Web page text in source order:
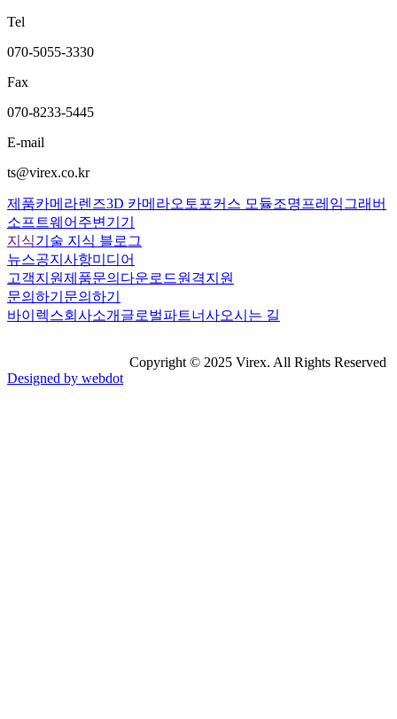
Tel
070-5055-3330
Fax
070-8233-5445
E-mail
ts@virex.co.kr
제품카메라렌즈3D 카메라오토포커스 모듈조명 프레임그래버
소프트웨어 주변기기
지식기술 지식 블로그
뉴스공지사항미디어
고객지원제품문의 다운로드원격지원
문의하기 문의하기
바이렉스회사소개 글로벌파트너사오시는 길
Copyright © 2025 Virex. All Rights Reserved
Designed by webdot